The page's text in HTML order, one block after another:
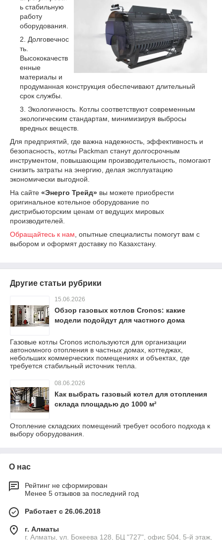
ь стабильную
работу
оборудования.
Долговечнос
ть.
Высококачеств
енные
материалы и
продуманная конструкция обеспечивают длительный
срок службы.
Экологичность. Котлы соответствуют современным
экологическим стандартам, минимизируя выбросы
вредных веществ.
Для предприятий, где важна надежность, эффективность и
безопасность, котлы Packman станут долгосрочным
инструментом, повышающим производительность, помогают
снизить затраты на энергию, делая эксплуатацию
экономически выгодной.
На сайте «Энерго Трейд» вы можете приобрести
оригинальное котельное оборудование по
дистрибьюторским ценам от ведущих мировых
производителей.
Обращайтесь к нам, опытные специалисты помогут вам с
выбором и оформят доставку по Казахстану.
Другие статьи рубрики
15.06.2026
Обзор газовых котлов Cronos: какие
модели подойдут для частного дома
Газовые котлы Cronos используются для организации
автономного отопления в частных домах, коттеджах,
небольших коммерческих помещениях и объектах, где
требуется стабильный источник тепла.
08.06.2026
Как выбрать газовый котел для отопления
склада площадью до 1000 м²
Отопление складских помещений требует особого подхода к
выбору оборудования.
О нас
Рейтинг не сформирован
Менее 5 отзывов за последний год
Работает с 26.06.2018
г. Алматы
г. Алматы, ул. Бокеева 128, БЦ "727", офис 504, 5-й этаж,